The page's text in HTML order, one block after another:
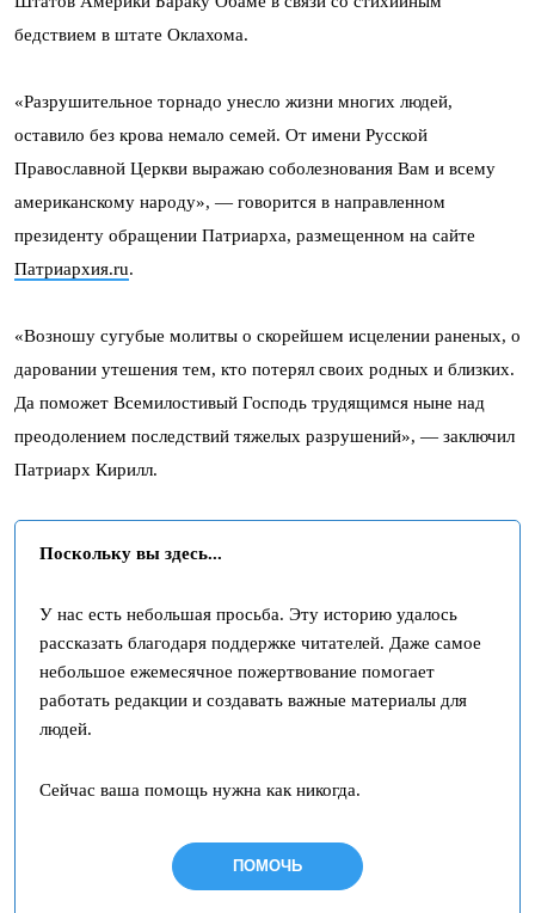
бедствием в штате Оклахома.
«Разрушительное торнадо унесло жизни многих людей,
оставило без крова немало семей. От имени Русской
Православной Церкви выражаю соболезнования Вам и всему
американскому народу», — говорится в направленном
президенту обращении Патриарха, размещенном на сайте
Патриархия.ru.
«Возношу сугубые молитвы о скорейшем исцелении раненых, о
даровании утешения тем, кто потерял своих родных и близких.
Да поможет Всемилостивый Господь трудящимся ныне над
преодолением последствий тяжелых разрушений», — заключил
Патриарх Кирилл.
Поскольку вы здесь...
У нас есть небольшая просьба. Эту историю удалось
рассказать благодаря поддержке читателей. Даже самое
небольшое ежемесячное пожертвование помогает
работать редакции и создавать важные материалы для
людей.
Сейчас ваша помощь нужна как никогда.
ПОМОЧЬ